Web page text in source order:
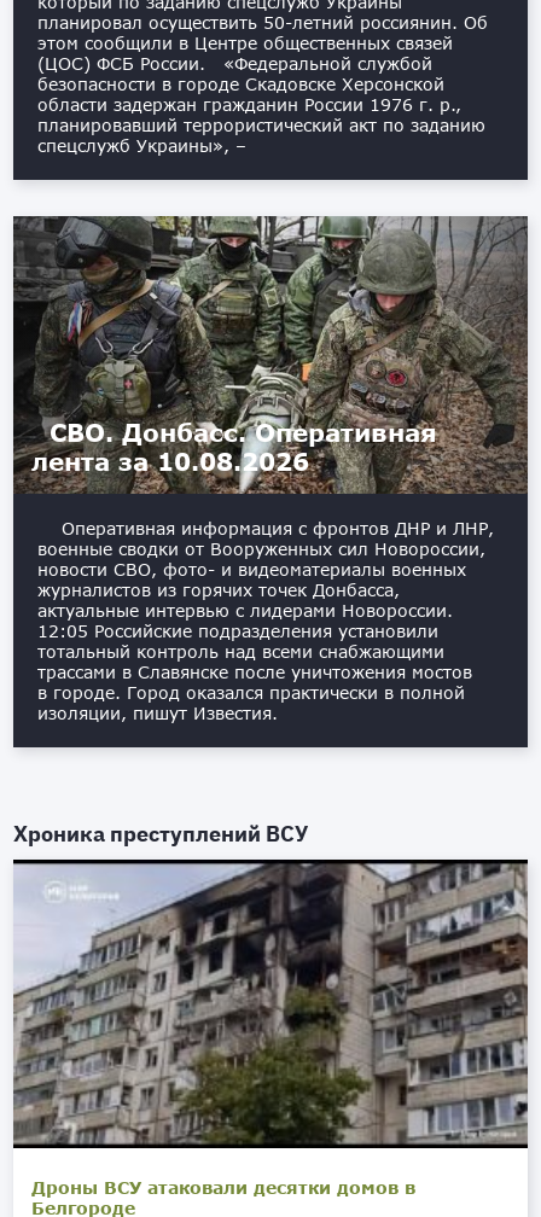
планировал осуществить 50-летний россиянин. Об
этом сообщили в Центре общественных связей
(ЦОС) ФСБ России. «Федеральной службой
безопасности в городе Скадовске Херсонской
области задержан гражданин России 1976 г. р.,
планировавший террористический акт по заданию
спецслужб Украины», –
СВО. Донбасс. Оперативная
лента за 10.08.2026
Оперативная информация с фронтов ДНР и ЛНР,
военные сводки от Вооруженных сил Новороссии,
новости СВО, фото- и видеоматериалы военных
журналистов из горячих точек Донбасса,
актуальные интервью с лидерами Новороссии.
12:05 Российские подразделения установили
тотальный контроль над всеми снабжающими
трассами в Славянске после уничтожения мостов
в городе. Город оказался практически в полной
изоляции, пишут Известия.
Хроника преступлений ВСУ
Дроны ВСУ атаковали десятки домов в
Белгороде